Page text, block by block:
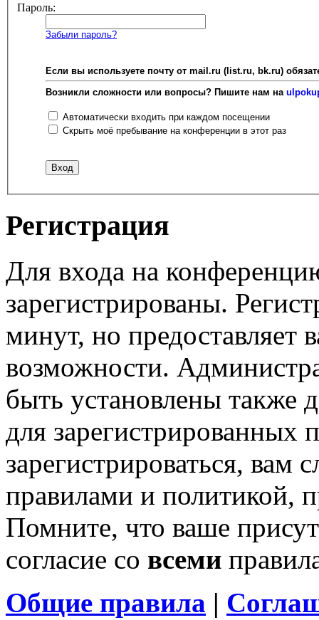
Пароль:
Забыли пароль?
Если вы используете почту от mail.ru (list.ru, bk.ru)
Возникли сложности или вопросы? Пишите нам на
Автоматически входить при каждом посещении
Скрыть моё пребывание на конференции в этот раз
Регистрация
Для входа на
зарегистрированы.
минут, но предоставляет
возможности.
быть установлены также
для зарегистрированных
зарегистрироваться, вам
правилами и политикой,
Помните, что ваше
согласие со всеми
Общие правила |